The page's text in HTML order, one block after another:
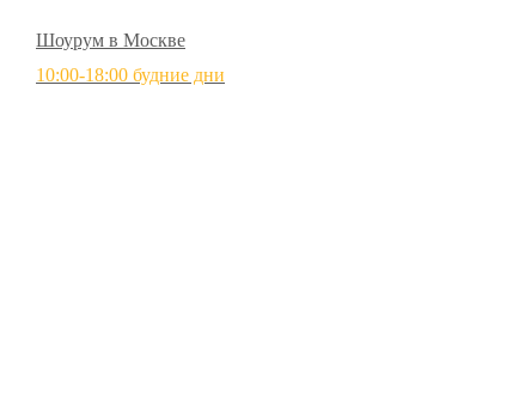
Шоурум в Москве
10:00-18:00 будние дни